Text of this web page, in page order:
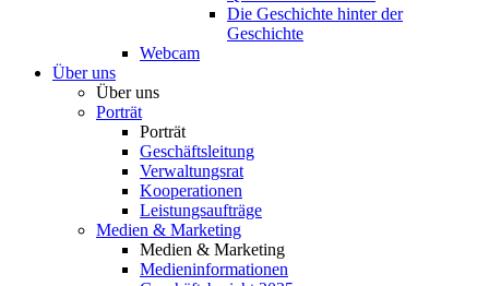
Die Geschichte hinter der
Geschichte
Webcam
Über uns
Über uns
Porträt
Porträt
Geschäftsleitung
Verwaltungsrat
Kooperationen
Leistungsaufträge
Medien & Marketing
Medien & Marketing
Medieninformationen